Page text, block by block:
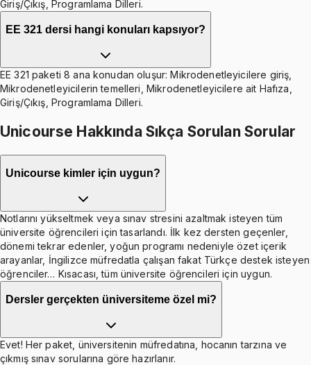
Giriş/Çıkış, Programlama Dilleri.
EE 321 dersi hangi konuları kapsıyor?
EE 321 paketi 8 ana konudan oluşur: Mikrodenetleyicilere giriş,
Mikrodenetleyicilerin temelleri, Mikrodenetleyicilere ait Hafıza,
Giriş/Çıkış, Programlama Dilleri.
Unicourse Hakkında Sıkça Sorulan Sorular
Unicourse kimler için uygun?
Notlarını yükseltmek veya sınav stresini azaltmak isteyen tüm
üniversite öğrencileri için tasarlandı. İlk kez dersten geçenler,
dönemi tekrar edenler, yoğun programı nedeniyle özet içerik
arayanlar, İngilizce müfredatla çalışan fakat Türkçe destek isteyen
öğrenciler… Kısacası, tüm üniversite öğrencileri için uygun.
Dersler gerçekten üniversiteme özel mi?
Evet! Her paket, üniversitenin müfredatına, hocanın tarzına ve
çıkmış sınav sorularına göre hazırlanır.